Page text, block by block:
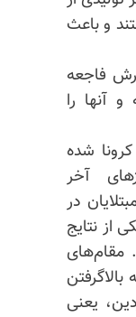
و باعث
فاجعه
و آنها را
شده
آخر
در
از نتایج
از ۲۳فروردین، یعنی